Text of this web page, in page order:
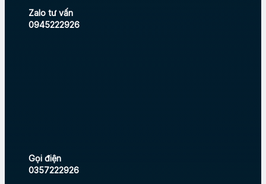
Zalo tư vấn
0945222926
Gọi điện
0357222926